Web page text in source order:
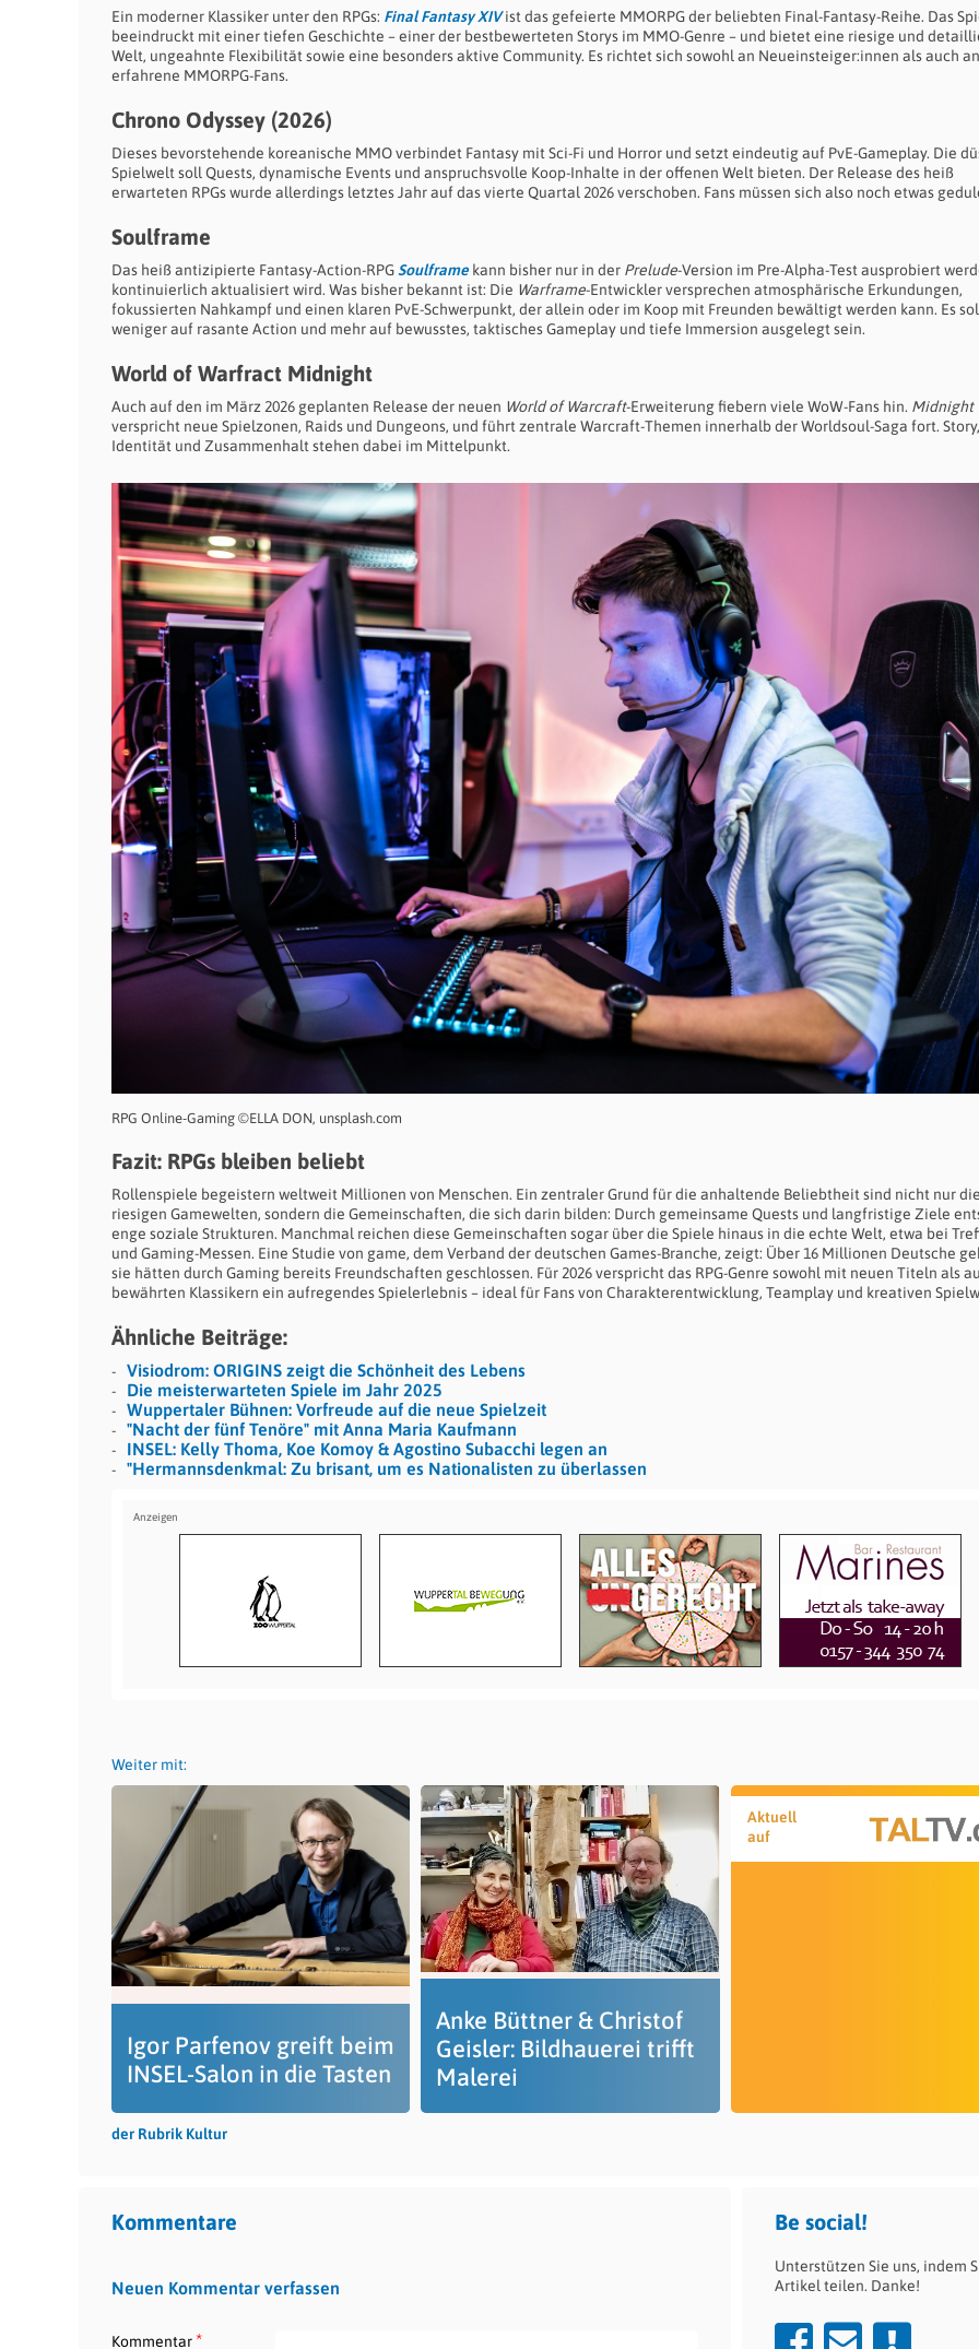
Ein moderner Klassiker unter den RPGs: Final Fantasy XIVist das gefeierte MMORPG der beliebten Final-Fantasy-Reihe. Das
beeindruckt mit einer tiefen Geschichte – einer der bestbewerteten Storys im MMO-Genre – und bietet eine riesige und
Welt, ungeahnte Flexibilität sowie eine besonders aktive Community. Es richtet sich sowohl an Neueinsteiger:innen als auch an
erfahrene MMORPG-Fans.
Chrono Odyssey (2026)
Dieses bevorstehende koreanische MMO verbindet Fantasy mit Sci-Fi und Horror und setzt eindeutig auf PvE-Gameplay. Die
Spielwelt soll Quests, dynamische Events und anspruchsvolle Koop-Inhalte in der offenen Welt bieten. Der Release des heiß
erwarteten RPGs wurde allerdings letztes Jahr auf das vierte Quartal 2026 verschoben. Fans müssen sich also noch etwas
Soulframe
Das heiß antizipierte Fantasy-Action-RPGSoulframe kann bisher nur in der Prelude-Version im Pre-Alpha-Test ausprobiert
kontinuierlich aktualisiert wird. Was bisher bekannt ist: Die Warframe-Entwickler versprechen atmosphärische Erkundungen,
fokussierten Nahkampf und einen klaren PvE-Schwerpunkt, der allein oder im Koop mit Freunden bewältigt werden kann. Es
weniger auf rasante Action und mehr auf bewusstes, taktisches Gameplay und tiefe Immersion ausgelegt sein.
World of Warfract Midnight
Auch auf den im März 2026 geplanten Release der neuen World of Warcraft-Erweiterungfiebern viele WoW-Fans hin. Midnight
verspricht neue Spielzonen, Raids und Dungeons, und führt zentrale Warcraft-Themen innerhalb der Worldsoul-Saga fort. Story,
Identität und Zusammenhalt stehen dabei im Mittelpunkt.
RPG Online-Gaming ©ELLA DON, unsplash.com
Fazit: RPGs bleiben beliebt
Rollenspiele begeistern weltweit Millionen von Menschen. Ein zentraler Grund für die anhaltende Beliebtheit sind nicht nur
riesigen Gamewelten, sondern die Gemeinschaften, die sich darin bilden: Durch gemeinsame Quests und langfristige Ziele
enge soziale Strukturen. Manchmal reichen diese Gemeinschaften sogar über die Spiele hinaus in die echte Welt, etwa bei
und Gaming-Messen. Eine Studie von game, dem Verband der deutschen Games-Branche, zeigt: Über 16 Millionen Deutsche
sie hätten durch Gaming bereits Freundschaften geschlossen. Für 2026 verspricht das RPG-Genre sowohl mit neuen Titeln als
bewährten Klassikern ein aufregendes Spielerlebnis – ideal für Fans von Charakterentwicklung, Teamplay und kreativen
Ähnliche Beiträge:
Visiodrom: ORIGINS zeigt die Schönheit des Lebens
Die meisterwarteten Spiele im Jahr 2025
Wuppertaler Bühnen: Vorfreude auf die neue Spielzeit
"Nacht der fünf Tenöre" mit Anna Maria Kaufmann
INSEL: Kelly Thoma, Koe Komoy & Agostino Subacchi legen an
"Hermannsdenkmal: Zu brisant, um es Nationalisten zu überlassen
Weiter mit:
Igor Parfenov greift beim
INSEL-Salon in die Tasten
Anke Büttner & Christof
Geisler: Bildhauerei trifft
Malerei
Aktuell
auf
der Rubrik Kultur
Kommentare
Neuen Kommentar verfassen
Kommentar*
Be social!
Unterstützen Sie uns, indem
Artikel teilen. Danke!